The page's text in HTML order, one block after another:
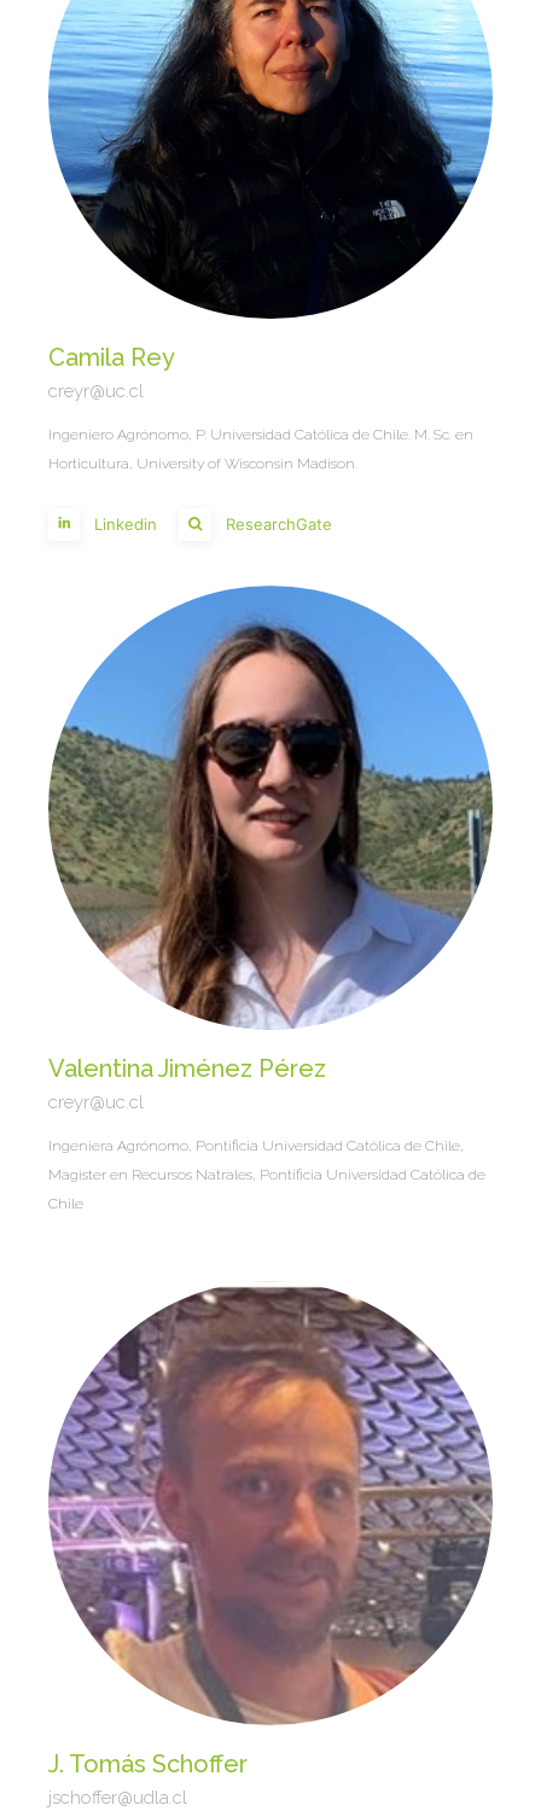
Camila Rey
creyr@uc.cl
Ingeniero Agrónomo, P. Universidad Católica de Chile. M. Sc. en
Horticultura, University of Wisconsin Madison.
Linkedin ResearchGate
Valentina Jiménez Pérez
creyr@uc.cl
Ingeniera Agrónomo, Pontificia Universidad Católica de Chile,
Magister en Recursos Natrales, Pontificia Universidad Católica de
Chile
J. Tomás Schoffer
jschoffer@udla.cl